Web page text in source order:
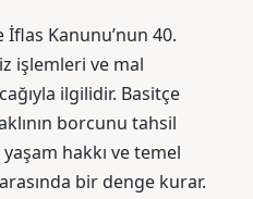
Kanunu’nun 40.
işlemleri ve mal
ilgilidir. Basitçe
borcunu tahsil
hakkı ve temel
bir denge kurar.